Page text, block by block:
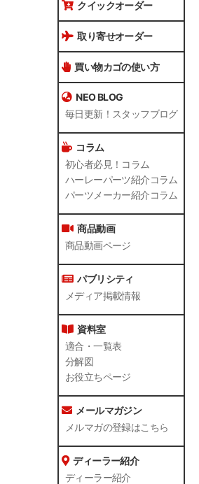
クイックオーダー
取り寄せオーダー
買い物カゴの使い方
NEO BLOG
毎日更新！スタッフブログ
コラム
初心者必見！コラム
ハーレーパーツ紹介コラム
パーツメーカー紹介コラム
商品動画
商品動画ページ
パブリシティ
メディア掲載情報
資料室
適合・一覧表
分解図
お役立ちページ
メールマガジン
メルマガの登録はこちら
ディーラー紹介
ディーラー紹介